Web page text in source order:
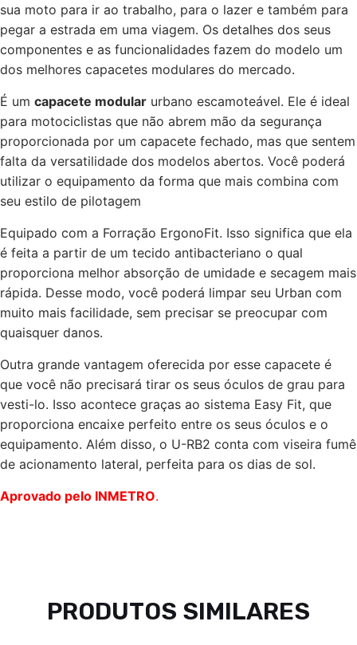
sua moto para ir ao trabalho, para o lazer e também para
pegar a estrada em uma viagem. Os detalhes dos seus
componentes e as funcionalidades fazem do modelo um
dos melhores capacetes modulares do mercado.
É um capacete modular urbano escamoteável. Ele é ideal
para motociclistas que não abrem mão da segurança
proporcionada por um capacete fechado, mas que sentem
falta da versatilidade dos modelos abertos. Você poderá
utilizar o equipamento da forma que mais combina com
seu estilo de pilotagem
Equipado com a Forração ErgonoFit. Isso significa que ela
é feita a partir de um tecido antibacteriano o qual
proporciona melhor absorção de umidade e secagem mais
rápida. Desse modo, você poderá limpar seu Urban com
muito mais facilidade, sem precisar se preocupar com
quaisquer danos.
Outra grande vantagem oferecida por esse capacete é
que você não precisará tirar os seus óculos de grau para
vesti-lo. Isso acontece graças ao sistema Easy Fit, que
proporciona encaixe perfeito entre os seus óculos e o
equipamento. Além disso, o U-RB2 conta com viseira fumê
de acionamento lateral, perfeita para os dias de sol.
Aprovado pelo INMETRO.
PRODUTOS SIMILARES